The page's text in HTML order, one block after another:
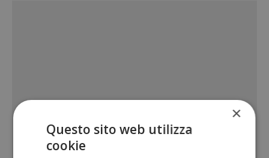
×
Questo sito web utilizza
cookie